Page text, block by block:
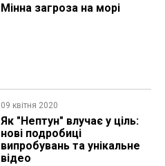
Мінна загроза на морі
09 квітня 2020
Як "Нептун" влучає у ціль:
нові подробиці
випробувань та унікальне
відео